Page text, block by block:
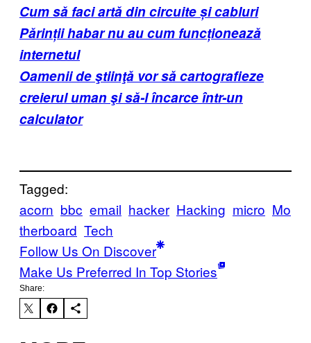
Cum să faci artă din circuite și cabluri
Părinții habar nu au cum funcționează
internetul
Oamenii de ştiinţă vor să cartografieze
creierul uman şi să-l încarce într-un
calculator
Tagged:
acorn bbc email hacker Hacking micro Mo
therboard Tech
Follow Us On Discover
Make Us Preferred In Top Stories
Share: